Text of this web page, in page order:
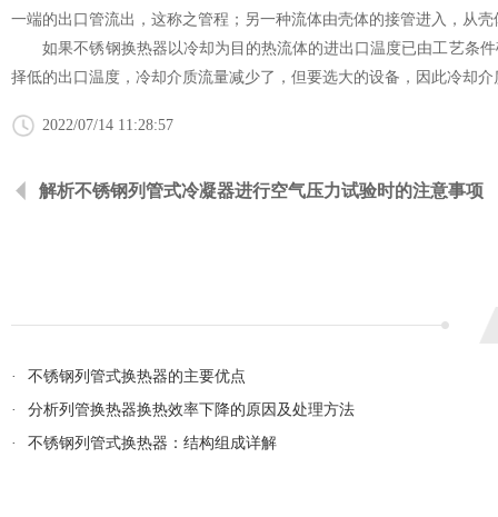
一端的出口管流出，这称之管程；另一种流体由壳体的接管进入，从
如果不锈钢换热器 以冷却为目的热流体的进出口温度已由工艺条
择低的出口温度，冷却介质流量减少了，但要选大的设备，因此冷却
2022/07/14 11:28:57
解析不锈钢列管式冷凝器进行空气压力试验时的注意事项
·
不锈钢列管式换热器的主要优点
·
分析列管换热器换热效率下降的原因及处理方法
·
不锈钢列管式换热器：结构组成详解